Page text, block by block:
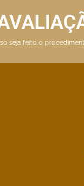
seja feito o